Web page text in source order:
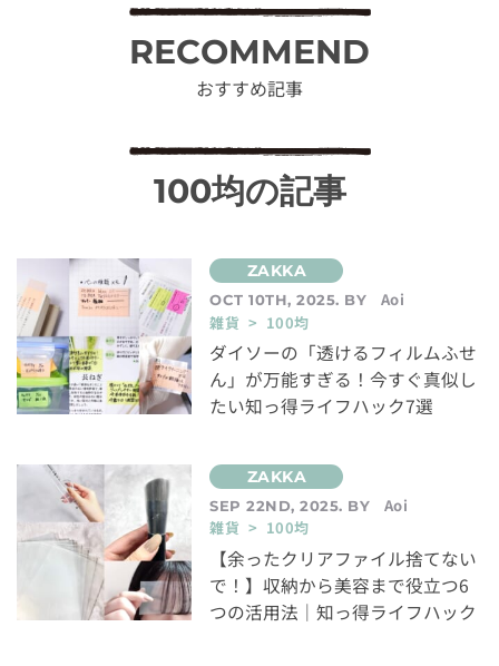
RECOMMEND
おすすめ記事
100均の記事
OCT 10TH, 2025. BY
Aoi
雑貨 > 100均
ダイソーの「透けるフィルムふせ
ん」が万能すぎる！今すぐ真似し
たい知っ得ライフハック7選
SEP 22ND, 2025. BY
Aoi
雑貨 > 100均
【余ったクリアファイル捨てない
で！】収納から美容まで役立つ6
つの活用法｜知っ得ライフハック